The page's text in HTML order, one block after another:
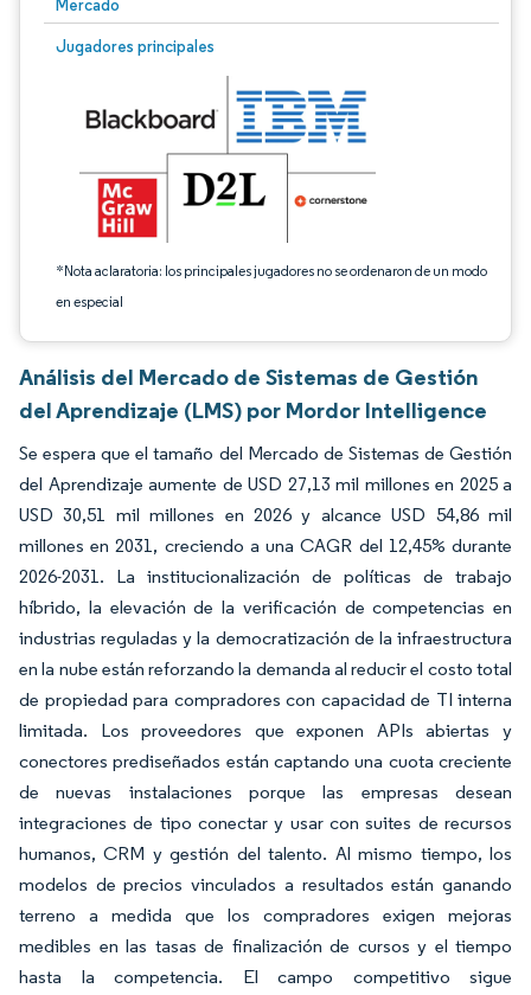
Mercado
Jugadores principales
*Nota aclaratoria: los principales jugadores no se ordenaron de un modo
en especial
Imagen © Mordor Intelligence. El uso requiere atribución según CC BY 4.0.
Análisis del Mercado de Sistemas de Gestión
del Aprendizaje (LMS) por Mordor Intelligence
Se espera que el tamaño del Mercado de Sistemas de Gestión
del Aprendizaje aumente de USD 27,13 mil millones en 2025 a
USD 30,51 mil millones en 2026 y alcance USD 54,86 mil
millones en 2031, creciendo a una CAGR del 12,45% durante
2026-2031. La institucionalización de políticas de trabajo
híbrido, la elevación de la verificación de competencias en
industrias reguladas y la democratización de la infraestructura
en la nube están reforzando la demanda al reducir el costo total
de propiedad para compradores con capacidad de TI interna
limitada. Los proveedores que exponen APIs abiertas y
conectores prediseñados están captando una cuota creciente
de nuevas instalaciones porque las empresas desean
integraciones de tipo conectar y usar con suites de recursos
humanos, CRM y gestión del talento. Al mismo tiempo, los
modelos de precios vinculados a resultados están ganando
terreno a medida que los compradores exigen mejoras
medibles en las tasas de finalización de cursos y el tiempo
hasta la competencia. El campo competitivo sigue